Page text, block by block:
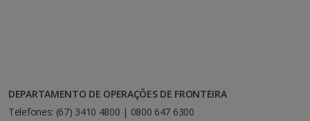
DEPARTAMENTO DE OPERAÇÕES DE FRONTEIRA
Telefones: (67) 3410 4800 | 0800 647 6300